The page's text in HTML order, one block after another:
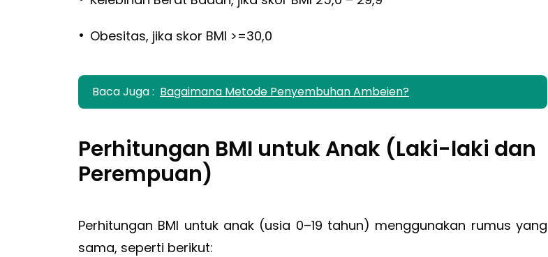
• Obesitas, jika skor BMI >=30,0
Baca Juga : Bagaimana Metode Penyembuhan Ambeien?
Perhitungan BMI untuk Anak (Laki-laki dan
Perempuan)
Perhitungan BMI untuk anak (usia 0–19 tahun) menggunakan rumus yang
sama, seperti berikut: